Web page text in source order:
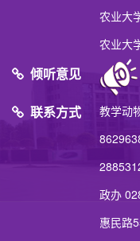
农业大
农业大
倾听意见
联系方式
教学动
政办
惠民路